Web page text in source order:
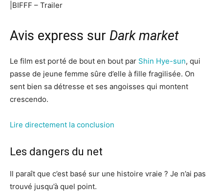
|BIFFF – Trailer
Avis express sur Dark market
Le film est porté de bout en bout par Shin Hye-sun, qui
passe de jeune femme sûre d’elle à fille fragilisée. On
sent bien sa détresse et ses angoisses qui montent
crescendo.
Lire directement la conclusion
Les dangers du net
Il paraît que c’est basé sur une histoire vraie ? Je n’ai pas
trouvé jusqu’à quel point.